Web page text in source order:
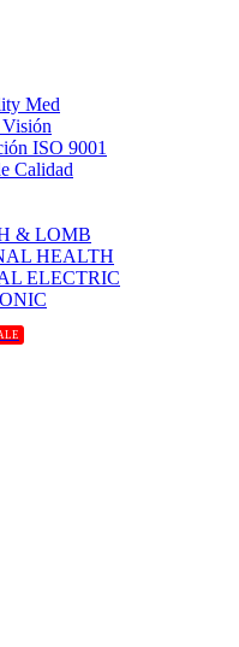
Med
ISO 9001
Calidad
& LOMB
HEALTH
ELECTRIC